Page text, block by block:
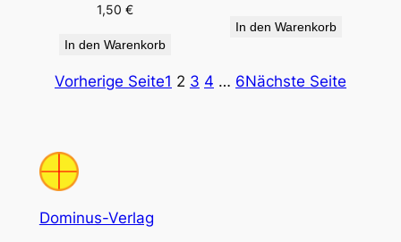
1,50€
In den Warenkorb
In den Warenkorb
Vorherige Seite1 2 3 4 … 6Nächste Seite
Dominus-Verlag